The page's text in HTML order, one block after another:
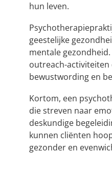
hun leven.
geestelijke
mentale
outreach-
bewustwording en
Kortom, een
die streven naar
deskundige
kunnen cliënten
gezonder en